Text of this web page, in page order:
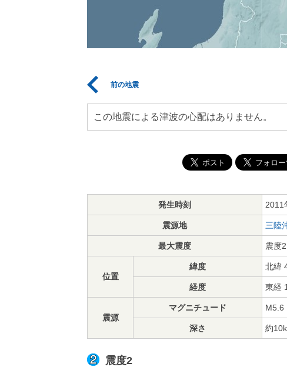
前の地震
この地震による津波の心配はありません。
発生時刻 2011
震源地 三陸
最大震度 震度2
位置
緯度 北緯
経度 東経
震源
マグニチュード M5.6
深さ 約
震度2